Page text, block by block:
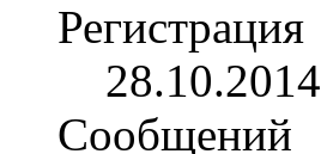
Регистрация
28.10.2014
Сообщений